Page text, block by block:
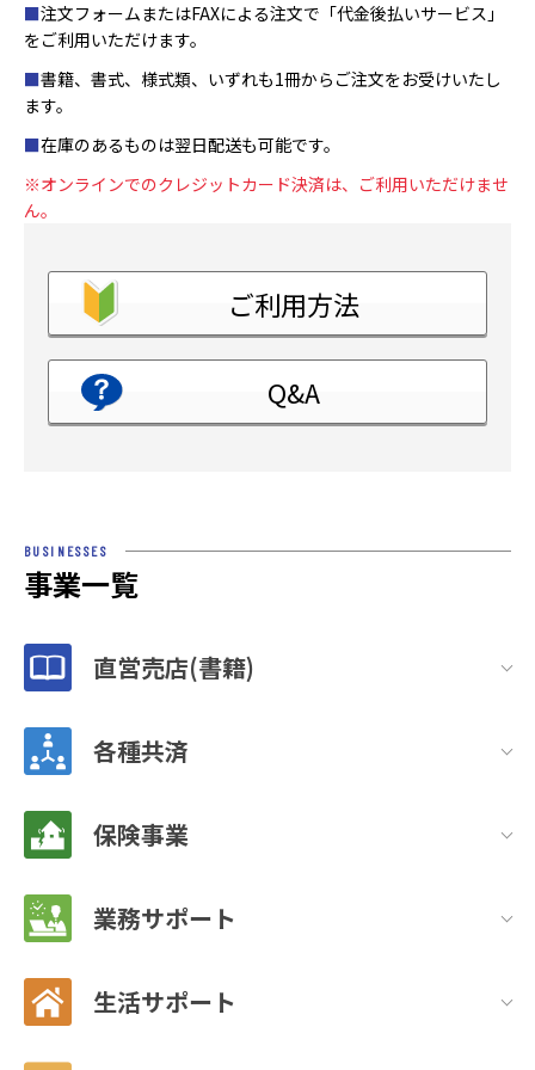
■注文フォームまたはFAXによる注文で「代金後払いサービス」
をご利用いただけます。
■書籍、書式、様式類、いずれも1冊からご注文をお受けいたし
ます。
■在庫のあるものは翌日配送も可能です。
※オンラインでのクレジットカード決済は、ご利用いただけませ
ん。
ご利用方法
Q&A
BUSINESSES
事業一覧
直営売店(書籍)
各種共済
保険事業
業務サポート
生活サポート